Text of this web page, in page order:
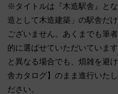
※タイトルは『木造駅舎』と
造として木造建築」の駅舎だ
ございません。あくまでも筆
的に選ばせていただいていま
と異なる場合でも、煩雑を避
舎カタログ】のまま進行いた
ださい。